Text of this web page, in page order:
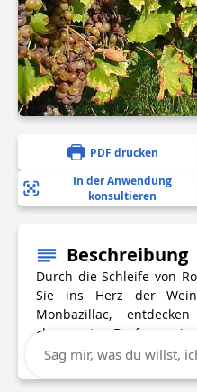
PDF drucken
In der Anwendung
konsultieren
Beschreibung
Durch die Schleife von
Sie ins Herz der
Monbazillac,
charmanten Dorfes sowie
mittelalterliches Schloss
Sag mir, was du willst,